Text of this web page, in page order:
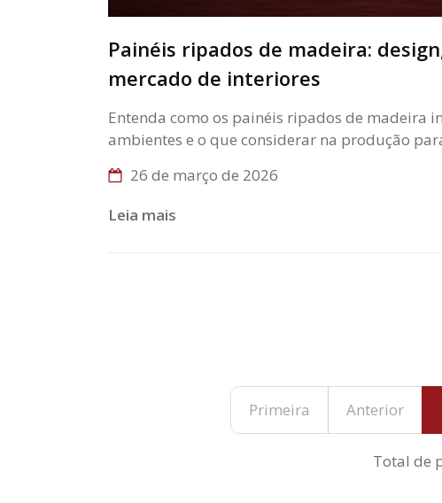
Painéis ripados de madeira:
mercado de interiores
Entenda como os painéis ripados de madeira
ambientes e o que considerar na produção
26 de março de 2026
Leia mais
Primeira Anterior
Total de